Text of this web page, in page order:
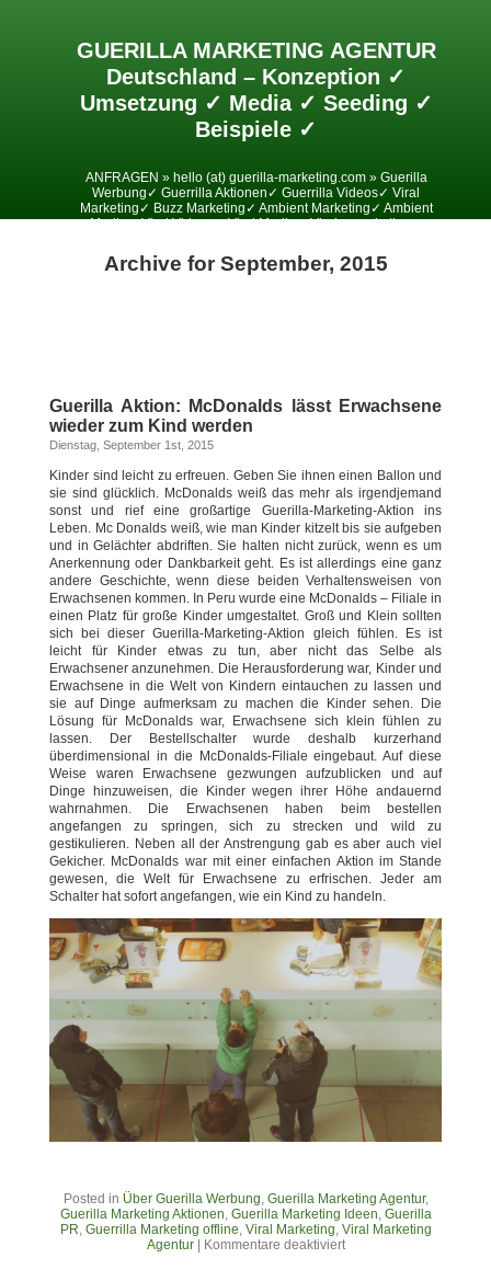
GUERILLA MARKETING AGENTUR
Deutschland – Konzeption ✓
Umsetzung ✓ Media ✓ Seeding ✓
Beispiele ✓
ANFRAGEN » hello (at) guerilla-marketing.com » Guerilla
Werbung✓ Guerrilla Aktionen✓ Guerrilla Videos✓ Viral
Marketing✓ Buzz Marketing✓ Ambient Marketing✓ Ambient
Media✓ Viral Videos✓ Viral Media✓ Viralesmarketing✓
Archive for September, 2015
Guerilla Aktion: McDonalds lässt Erwachsene
wieder zum Kind werden
Dienstag, September 1st, 2015
Kinder sind leicht zu erfreuen. Geben Sie ihnen einen Ballon und
sie sind glücklich. McDonalds weiß das mehr als irgendjemand
sonst und rief eine großartige Guerilla-Marketing-Aktion ins
Leben. Mc Donalds weiß, wie man Kinder kitzelt bis sie aufgeben
und in Gelächter abdriften. Sie halten nicht zurück, wenn es um
Anerkennung oder Dankbarkeit geht. Es ist allerdings eine ganz
andere Geschichte, wenn diese beiden Verhaltensweisen von
Erwachsenen kommen. In Peru wurde eine McDonalds – Filiale in
einen Platz für große Kinder umgestaltet. Groß und Klein sollten
sich bei dieser Guerilla-Marketing-Aktion gleich fühlen. Es ist
leicht für Kinder etwas zu tun, aber nicht das Selbe als
Erwachsener anzunehmen. Die Herausforderung war, Kinder und
Erwachsene in die Welt von Kindern eintauchen zu lassen und
sie auf Dinge aufmerksam zu machen die Kinder sehen. Die
Lösung für McDonalds war, Erwachsene sich klein fühlen zu
lassen. Der Bestellschalter wurde deshalb kurzerhand
überdimensional in die McDonalds-Filiale eingebaut. Auf diese
Weise waren Erwachsene gezwungen aufzublicken und auf
Dinge hinzuweisen, die Kinder wegen ihrer Höhe andauernd
wahrnahmen. Die Erwachsenen haben beim bestellen
angefangen zu springen, sich zu strecken und wild zu
gestikulieren. Neben all der Anstrengung gab es aber auch viel
Gekicher. McDonalds war mit einer einfachen Aktion im Stande
gewesen, die Welt für Erwachsene zu erfrischen. Jeder am
Schalter hat sofort angefangen, wie ein Kind zu handeln.
Posted in Über Guerilla Werbung, Guerilla Marketing Agentur,
Guerilla Marketing Aktionen, Guerilla Marketing Ideen, Guerilla
PR, Guerrilla Marketing offline, Viral Marketing, Viral Marketing
Agentur| Kommentare deaktiviert